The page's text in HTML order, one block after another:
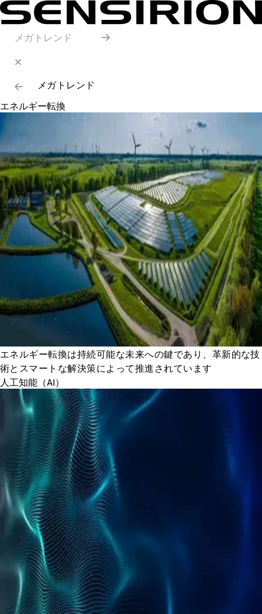
メガトレンド
メガトレンド
エネルギー転換
エネルギー転換は持続可能な未来への鍵であり、革新的な技
術とスマートな解決策によって推進されています
人工知能（AI）